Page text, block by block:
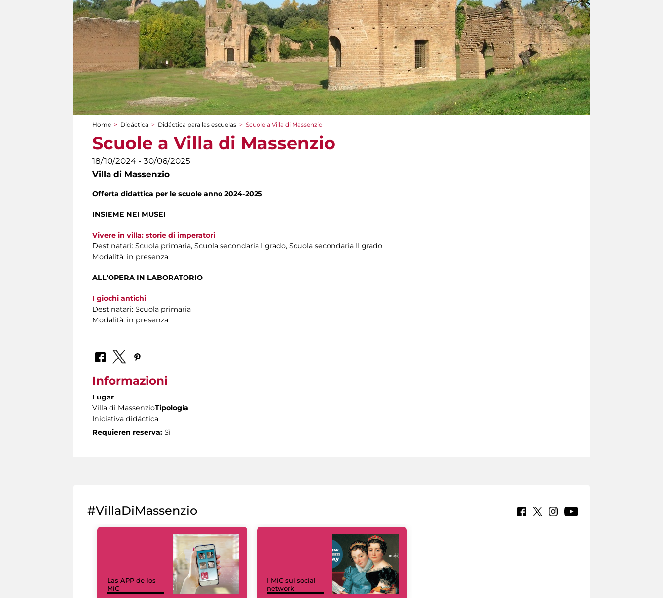
You are here
Home > Didáctica > Didáctica para las escuelas > Scuole a Villa di Massenzio
Scuole a Villa di Massenzio
18/10/2024 - 30/06/2025
Villa di Massenzio
Offerta didattica per le scuole anno 2024-2025
INSIEME NEI MUSEI
Vivere in villa: storie di imperatori
Destinatari: Scuola primaria, Scuola secondaria I grado, Scuola secondaria II grado
Modalità: in presenza
ALL'OPERA IN LABORATORIO
I giochi antichi
Destinatari: Scuola primaria
Modalità: in presenza
Informazioni
Lugar
Villa di MassenzioTipología
Iniciativa didáctica
Requieren reserva: Sì
#VillaDiMassenzio
Las APP de los
MiC
I MiC sui social
network